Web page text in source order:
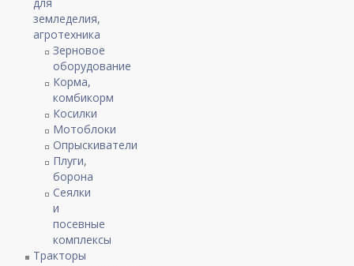
земледелия,
агротехника
Зерновое
оборудование
Корма,
комбикорм
Косилки
Мотоблоки
Опрыскиватели
Плуги,
борона
Сеялки
и
посевные
комплексы
Тракторы